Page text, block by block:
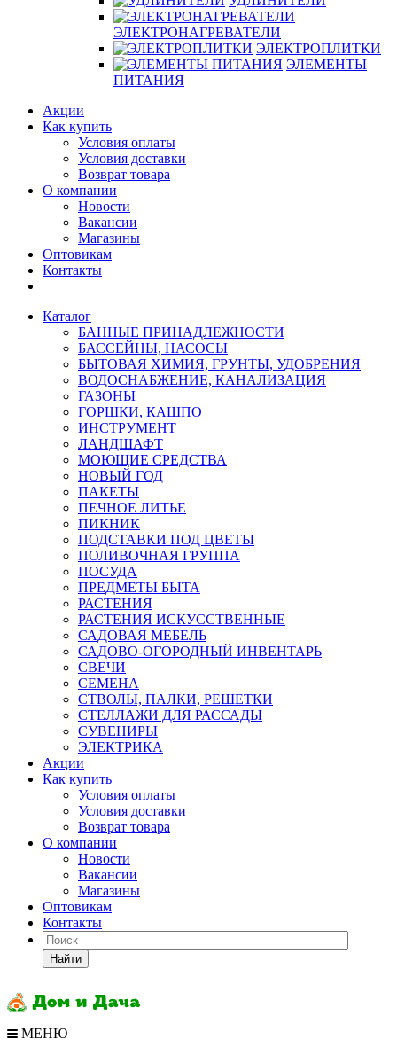
ЭЛЕКТРОНАГРЕВАТЕЛИ
ЭЛЕКТРОПЛИТКИ
ЭЛЕМЕНТЫ
ПИТАНИЯ
Акции
Как купить
Условия оплаты
Условия доставки
Возврат товара
О компании
Новости
Вакансии
Магазины
Оптовикам
Контакты
Каталог
БАННЫЕ ПРИНАДЛЕЖНОСТИ
БАССЕЙНЫ, НАСОСЫ
БЫТОВАЯ ХИМИЯ, ГРУНТЫ, УДОБРЕНИЯ
ВОДОСНАБЖЕНИЕ, КАНАЛИЗАЦИЯ
ГАЗОНЫ
ГОРШКИ, КАШПО
ИНСТРУМЕНТ
ЛАНДШАФТ
МОЮЩИЕ СРЕДСТВА
НОВЫЙ ГОД
ПАКЕТЫ
ПЕЧНОЕ ЛИТЬЕ
ПИКНИК
ПОДСТАВКИ ПОД ЦВЕТЫ
ПОЛИВОЧНАЯ ГРУППА
ПОСУДА
ПРЕДМЕТЫ БЫТА
РАСТЕНИЯ
РАСТЕНИЯ ИСКУССТВЕННЫЕ
САДОВАЯ МЕБЕЛЬ
САДОВО-ОГОРОДНЫЙ ИНВЕНТАРЬ
СВЕЧИ
СЕМЕНА
СТВОЛЫ, ПАЛКИ, РЕШЕТКИ
СТЕЛЛАЖИ ДЛЯ РАССАДЫ
СУВЕНИРЫ
ЭЛЕКТРИКА
Акции
Как купить
Условия оплаты
Условия доставки
Возврат товара
О компании
Новости
Вакансии
Магазины
Оптовикам
Контакты
Найти
МЕНЮ